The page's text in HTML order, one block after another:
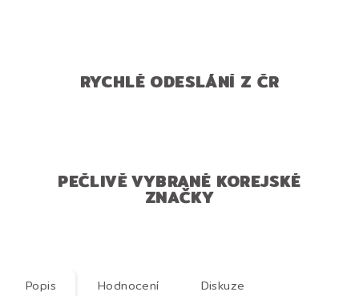
RYCHLÉ ODESLÁNÍ Z ČR
PEČLIVĚ VYBRANÉ KOREJSKÉ
ZNAČKY
Popis Hodnocení Diskuze